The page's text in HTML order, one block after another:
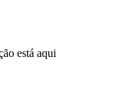
está aqui